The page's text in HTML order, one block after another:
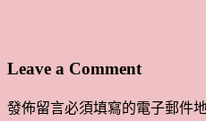
Leave a Comment
發佈留言必須填寫的電子郵件